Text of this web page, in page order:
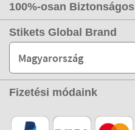
100%-osan Biztonságos
Stikets Global Brand
Magyarország
Fizetési módaink